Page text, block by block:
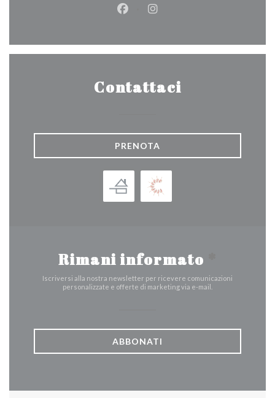
Facebook ((apre una nuova
Instagram ((apre una
Contattaci
PRENOTA
Rimani informato
Iscriversi alla nostra newsletter per ricevere comunicazioni
personalizzate e offerte di marketing via e-mail.
ABBONATI